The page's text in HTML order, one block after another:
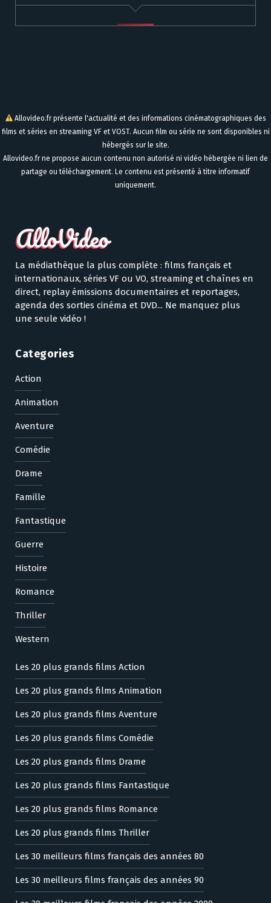
Allovideo.fr présente l'actualité et des informations cinématographiques des
films et séries en streaming VF et VOST. Aucun film ou série ne sont disponibles ni
hébergés sur le site.
Allovideo.fr ne propose aucun contenu non autorisé ni vidéo hébergée ni lien de
partage ou téléchargement. Le contenu est présenté à titre informatif
uniquement.
La médiathèque la plus complète : films français et
internationaux, séries VF ou VO, streaming et chaînes en
direct, replay émissions documentaires et reportages,
agenda des sorties cinéma et DVD... Ne manquez plus
une seule vidéo !
Categories
Action
Animation
Aventure
Comédie
Drame
Famille
Fantastique
Guerre
Histoire
Romance
Thriller
Western
Les 20 plus grands films Action
Les 20 plus grands films Animation
Les 20 plus grands films Aventure
Les 20 plus grands films Comédie
Les 20 plus grands films Drame
Les 20 plus grands films Fantastique
Les 20 plus grands films Romance
Les 20 plus grands films Thriller
Les 30 meilleurs films français des années 80
Les 30 meilleurs films français des années 90